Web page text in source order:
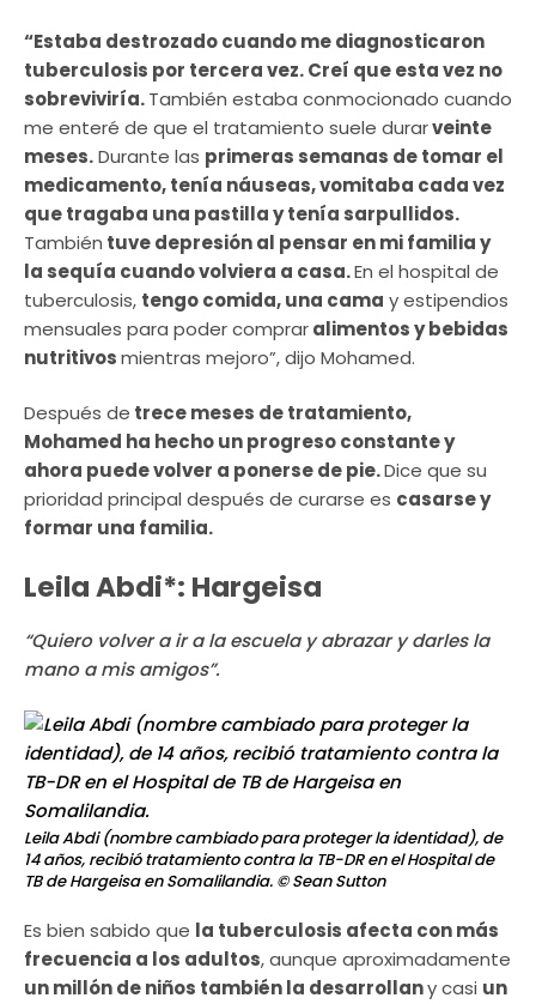
“Estaba destrozado cuando me diagnosticaron
tuberculosis por tercera vez. Creí que esta vez no
sobreviviría.También estaba conmocionado cuando
me enteré de que el tratamiento suele durarveinte
meses.Durante las primeras semanas de tomar el
medicamento, tenía náuseas, vomitaba cada vez
que tragaba una pastilla y tenía sarpullidos.
También tuve depresión al pensar en mi familia y
la sequía cuando volviera a casa.En el hospital de
tuberculosis, tengo comida, una cama y estipendios
mensuales para poder compraralimentos y bebidas
nutritivosmientras mejoro”, dijo Mohamed.
Después de trece meses de tratamiento,
Mohamed ha hecho un progreso constante y
ahora puede volver a ponerse de pie.Dice que su
prioridad principal después de curarse es casarse y
formar una familia.
Leila Abdi*: Hargeisa
“Quiero volver a ir a la escuela y abrazar y darles la
mano a mis amigos”.
Leila Abdi (nombre cambiado para proteger la identidad), de
14 años, recibió tratamiento contra la TB-DR en el Hospital de
TB de Hargeisa en Somalilandia. © Sean Sutton
Es bien sabido que la tuberculosis afecta con más
frecuencia a los adultos, aunque aproximadamente
un millón de niños también la desarrollany casi un